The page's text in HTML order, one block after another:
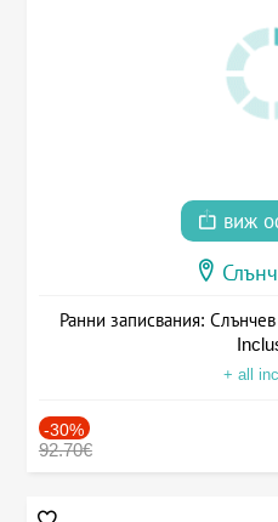
виж
Ранни записвания:
+ all
-30%
92.70€